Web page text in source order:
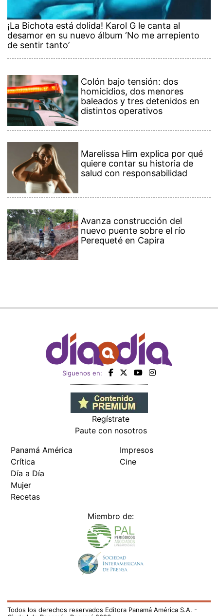
¡La Bichota está dolida! Karol G le canta al
desamor en su nuevo álbum ‘No me arrepiento
de sentir tanto’
Colón bajo tensión: dos
homicidios, dos menores
baleados y tres detenidos en
distintos operativos
Marelissa Him explica por qué
quiere contar su historia de
salud con responsabilidad
Avanza construcción del
nuevo puente sobre el río
Perequeté en Capira
Siguenos en:
Regístrate
Paute con nosotros
Panamá América
Crítica
Día a Día
Mujer
Recetas
Impresos
Cine
Miembro de:
Todos los derechos reservados Editora Panamá América S.A. -